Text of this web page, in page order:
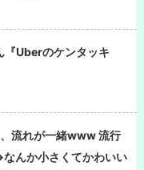
『Uberのケンタッキ
流れが一緒www 流行
んか小さくてかわいい